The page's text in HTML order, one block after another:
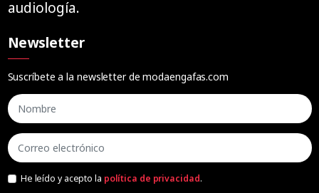
audiología.
Newsletter
Suscríbete a la newsletter de modaengafas.com
He leído y acepto la política de privacidad.